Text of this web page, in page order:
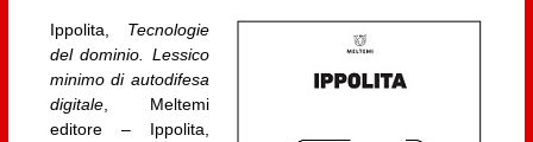
Ippolita, Tecnologie
del dominio. Lessico
minimo di autodifesa
digitale, Meltemi
editore – Ippolita,